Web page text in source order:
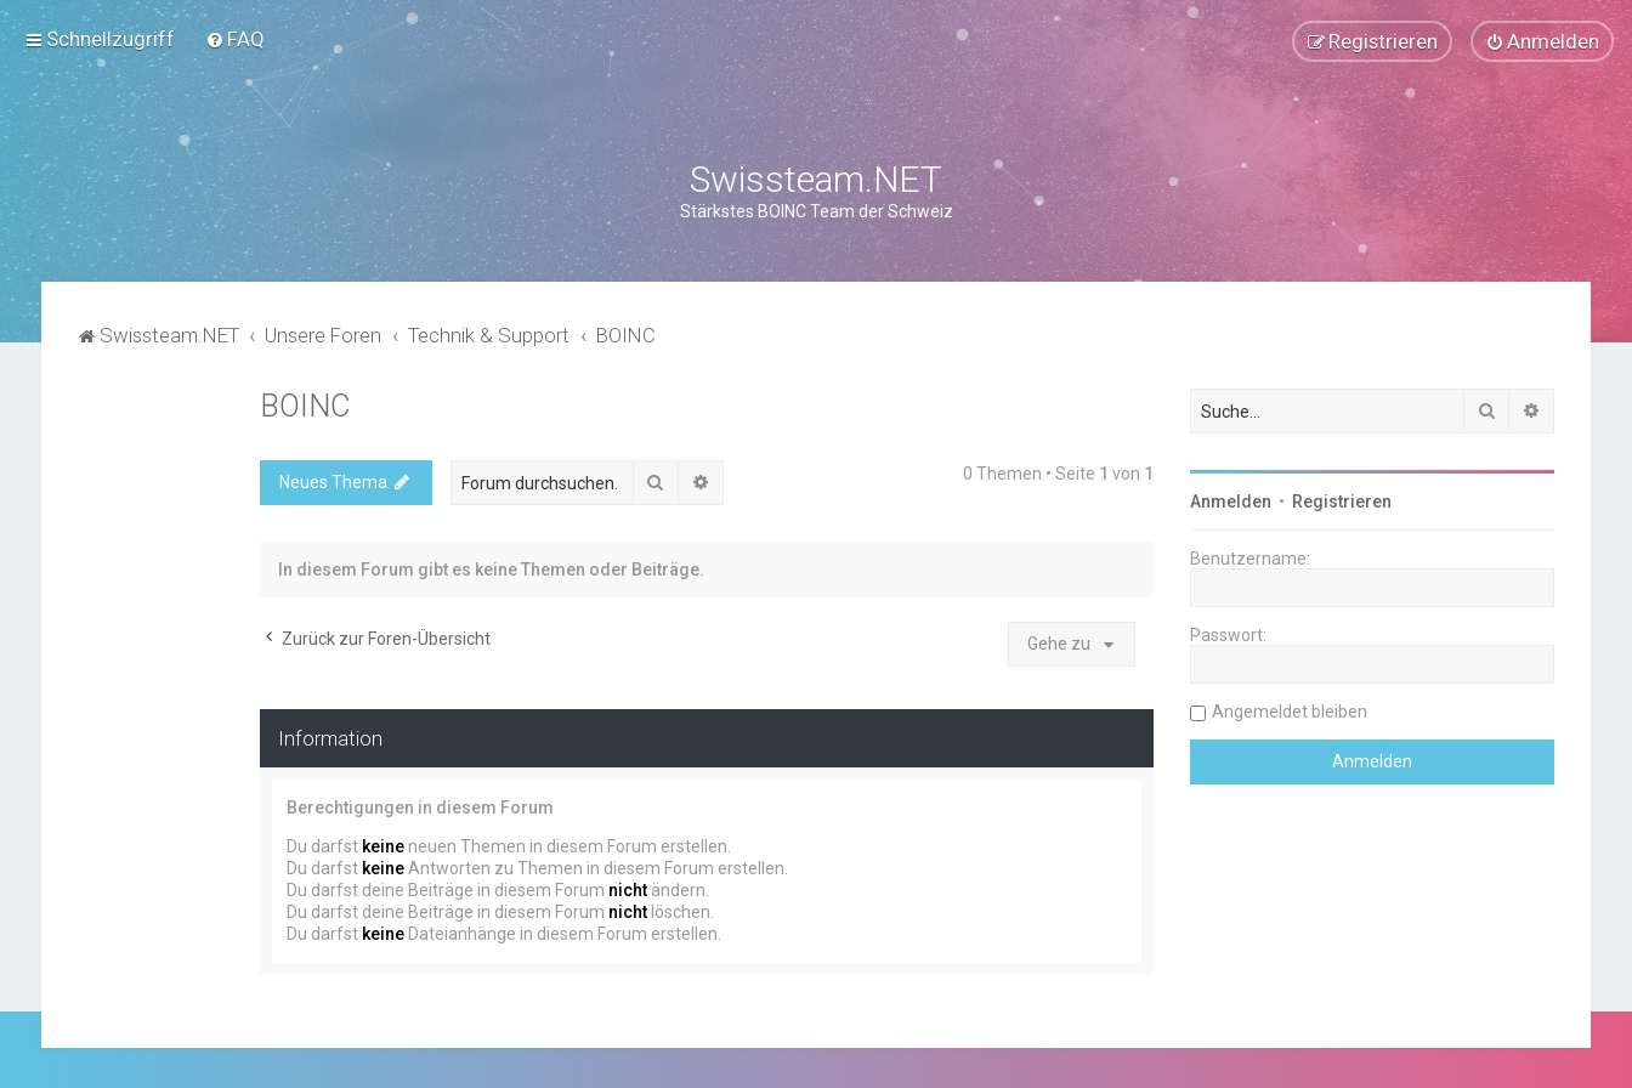
Schnellzugriff FAQ Anmelden
Registrieren
Swissteam.NET
Stärkstes BOINC Team der Schweiz
Swissteam.NET Unsere Foren Technik & Support BOINC
BOINC
Neues Thema Suche 0 Themen • Seite 1 von 1
In diesem Forum gibt es keine Themen oder Beiträge.
Zurück zur Foren-Übersicht Gehe zu
Information
Berechtigungen in diesem Forum
Du darfst keineneuen Themen in diesem Forum erstellen.
Du darfst keineAntworten zu Themen in diesem Forum erstellen.
Du darfst deine Beiträge in diesem Forum nichtändern.
Du darfst deine Beiträge in diesem Forum nichtlöschen.
Du darfst keineDateianhänge in diesem Forum erstellen.
Suche
Anmelden • Registrieren
Benutzername:
Passwort:
Angemeldet bleiben